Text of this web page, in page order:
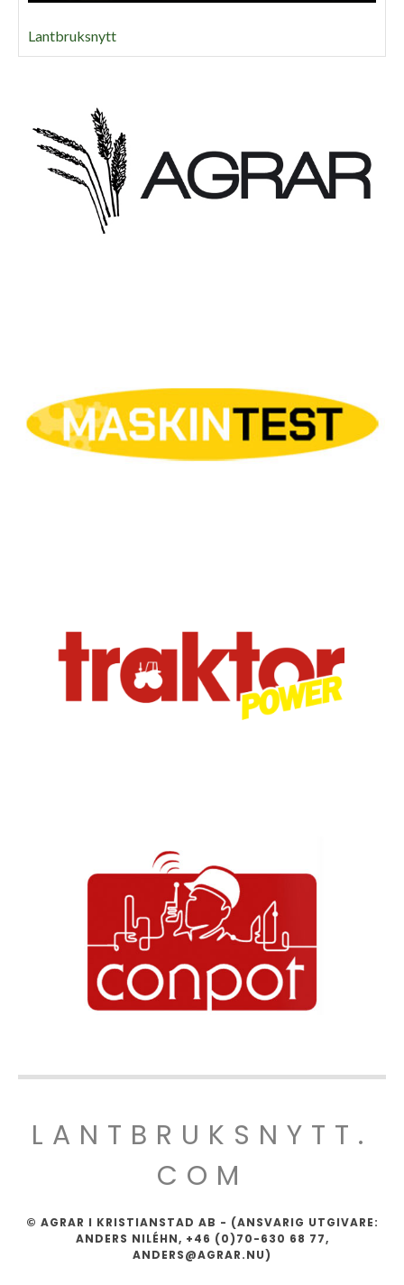
Lantbruksnytt
LANTBRUKSNYTT.
COM
© AGRAR I KRISTIANSTAD AB - (ANSVARIG UTGIVARE:
ANDERS NILÉHN, +46 (0)70-630 68 77,
ANDERS@AGRAR.NU)